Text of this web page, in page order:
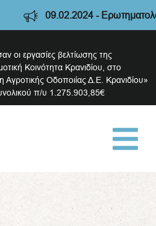
09.02.2024 -
οι εργασίες βελτίωσης της
Κοινότητα Κρανιδίου, στο
Αγροτικής Οδοποιίας Δ.Ε. Κρανιδίου»
π/υ 1.275.903,85€